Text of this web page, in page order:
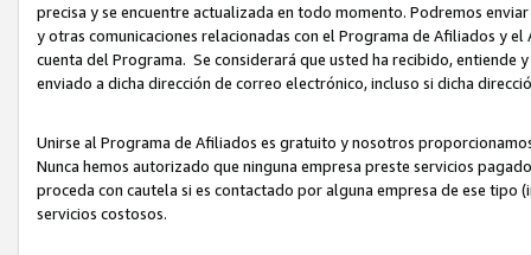
precisa y se encuentre actualizada en todo momento. Podremos
y otras comunicaciones relacionadas con el Programa de Afiliados y
cuenta del Programa. Se considerará que usted ha recibido, entiende
enviado a dicha dirección de correo electrónico, incluso si dicha
Unirse al Programa de Afiliados es gratuito y nosotros
Nunca hemos autorizado que ninguna empresa preste servicios
proceda con cautela si es contactado por alguna empresa de ese
servicios costosos.